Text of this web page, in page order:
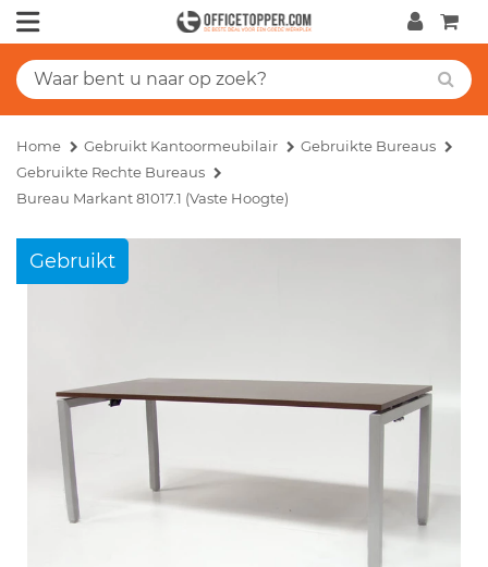
Home Gebruikt Kantoormeubilair
Gebruikte Bureaus
Gebruikte Rechte Bureaus
Bureau Markant 81017.1 (vaste Hoogte)
Gebruikt